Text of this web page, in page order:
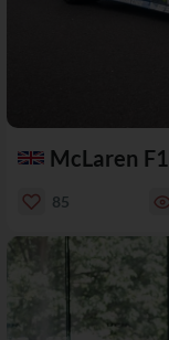
McLaren F1
85